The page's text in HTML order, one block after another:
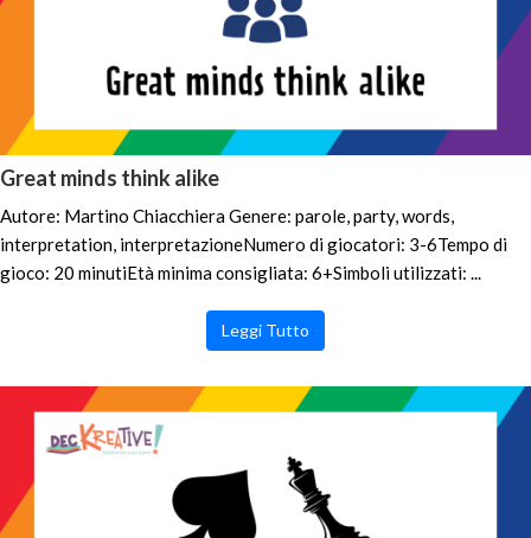
Great minds think alike
Autore: Martino Chiacchiera Genere: parole, party, words,
interpretation, interpretazioneNumero di giocatori: 3-6Tempo di
gioco: 20 minutiEtà minima consigliata: 6+Simboli utilizzati: ...
Leggi Tutto